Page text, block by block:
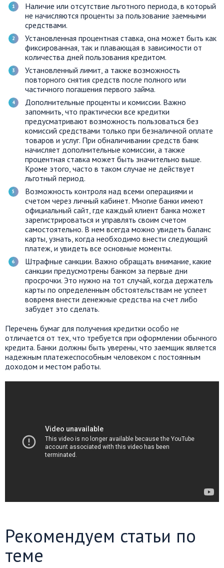
Наличие или отсутствие льготного периода, в который
не начисляются проценты за пользование заемными
средствами.
Установленная процентная ставка, она может быть как
фиксированная, так и плавающая в зависимости от
количества дней пользования кредитом.
Установленный лимит, а также возможность
повторного снятия средств после полного или
частичного погашения первого займа.
Дополнительные проценты и комиссии. Важно
запомнить, что практически все кредитки
предусматривают возможность пользоваться без
комиссий средствами только при безналичной оплате
товаров и услуг. При обналичивании средств банк
начисляет дополнительные комиссии, а также
процентная ставка может быть значительно выше.
Кроме этого, часто в таком случае не действует
льготный период.
Возможность контроля над всеми операциями и
счетом через личный кабинет. Многие банки имеют
официальный сайт, где каждый клиент банка может
зарегистрироваться и управлять своим счетом
самостоятельно. В нем всегда можно увидеть баланс
карты, узнать, когда необходимо внести следующий
платеж, и увидеть все основные моменты.
Штрафные санкции. Важно обращать внимание, какие
санкции предусмотрены банком за первые дни
просрочки. Это нужно на тот случай, когда держатель
карты по определенным обстоятельствам не успеет
вовремя внести денежные средства на счет либо
забудет это сделать.
Перечень бумаг для получения кредитки особо не
отличается от тех, что требуется при оформлении обычного
кредита. Банки должны быть уверены, что заемщик является
надежным платежеспособным человеком с постоянным
доходом и местом работы.
Рекомендуем статьи по
теме